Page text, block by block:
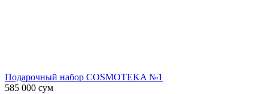
Подарочный набор COSMOTEKA №1
585 000 сум